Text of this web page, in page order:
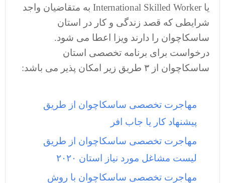
یا International Skilled Worker به متقاضیان واجد
شرایطی که قصد زندگی و کار در استان
ساسکاچوان را دارند ویزا اعطا می شود.
درخواست برای برنامه تخصصی استان
ساسکاچوان از ۳ طریق زیر امکان پذیر می باشد:
مهاجرت تخصصی ساسکاچوان از طریق
پیشنهاد کار یا جاب افر
مهاجرت تخصصی ساسکاچوان از طریق
لیست مشاغل مورد نیاز استان ۲۰۲۰
مهاجرت تخصصی ساسکاچوان با روش